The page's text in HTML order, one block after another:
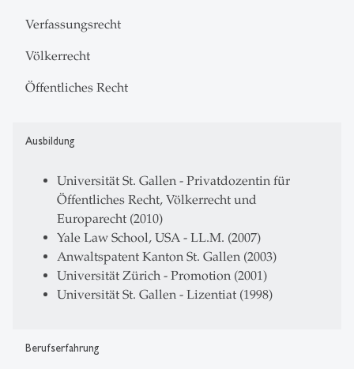
Verfassungsrecht
Völkerrecht
Öffentliches Recht
Ausbildung
Universität St. Gallen - Privatdozentin für
Öffentliches Recht, Völkerrecht und
Europarecht (2010)
Yale Law School, USA - LL.M. (2007)
Anwaltspatent Kanton St. Gallen (2003)
Universität Zürich - Promotion (2001)
Universität St. Gallen - Lizentiat (1998)
Berufserfahrung